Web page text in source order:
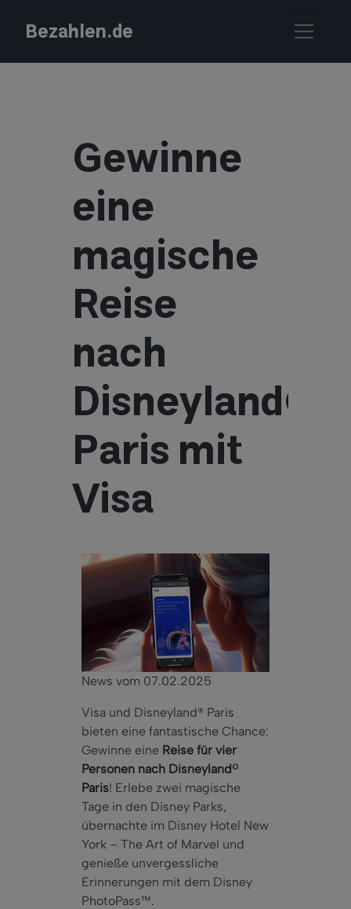
Bezahlen.de
Gewinne
eine
magische
Reise
nach
Disneyland®
Paris mit
Visa
News vom 07.02.2025
Visa und Disneyland® Paris
bieten eine fantastische Chance:
Gewinne eine Reise für vier
Personen nach Disneyland®
Paris! Erlebe zwei magische
Tage in den Disney Parks,
übernachte im Disney Hotel New
York – The Art of Marvel und
genieße unvergessliche
Erinnerungen mit dem Disney
PhotoPass™.